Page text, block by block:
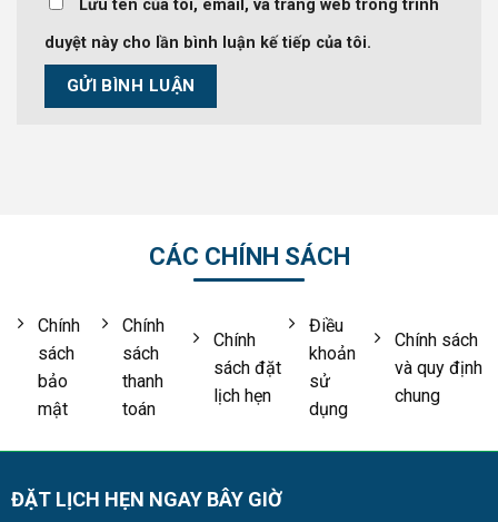
Lưu tên của tôi, email, và trang web trong trình
duyệt này cho lần bình luận kế tiếp của tôi.
CÁC CHÍNH SÁCH
Chính
sách
bảo
mật
Chính
sách
thanh
toán
Chính
sách đặt
lịch hẹn
Điều
khoản
sử
dụng
Chính sách
và quy định
chung
ĐẶT LỊCH HẸN NGAY BÂY GIỜ